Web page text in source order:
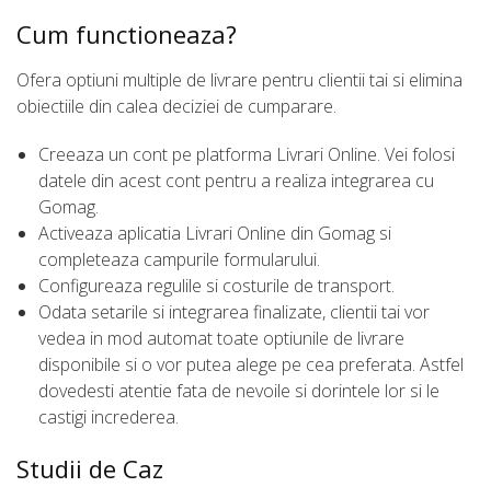
Cum functioneaza?
Ofera optiuni multiple de livrare pentru clientii tai si elimina
obiectiile din calea deciziei de cumparare.
Creeaza un cont pe platforma Livrari Online. Vei folosi
datele din acest cont pentru a realiza integrarea cu
Gomag.
Activeaza aplicatia Livrari Online din Gomag si
completeaza campurile formularului.
Configureaza regulile si costurile de transport.
Odata setarile si integrarea finalizate, clientii tai vor
vedea in mod automat toate optiunile de livrare
disponibile si o vor putea alege pe cea preferata. Astfel
dovedesti atentie fata de nevoile si dorintele lor si le
castigi increderea.
Studii de Caz